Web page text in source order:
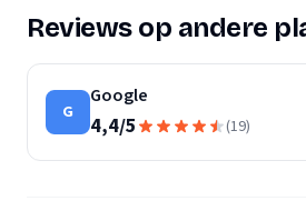
Reviews op andere
G
Google
4,4/5 (19)